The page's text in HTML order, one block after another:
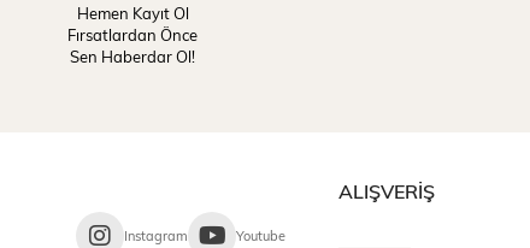
Hemen Kayıt Ol
Fırsatlardan Önce
Sen Haberdar Ol!
Instagram Youtube
ALIŞVERİŞ